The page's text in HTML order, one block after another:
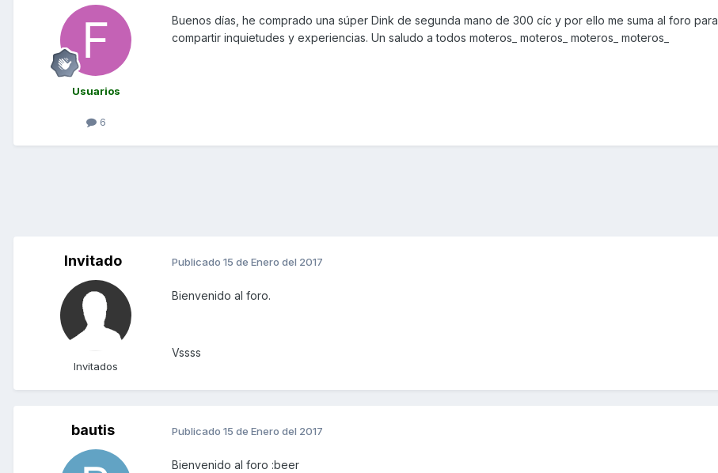
Usuarios
6
Buenos días, he comprado una súper Dink de segunda mano de 300 cíc y por ello me suma al foro para
compartir inquietudes y experiencias. Un saludo a todos moteros_ moteros_ moteros_ moteros_
Invitado
Invitados
Publicado 15 de Enero del 2017
Bienvenido al foro.
Vssss
bautis Publicado 15 de Enero del 2017
Bienvenido al foro :beer